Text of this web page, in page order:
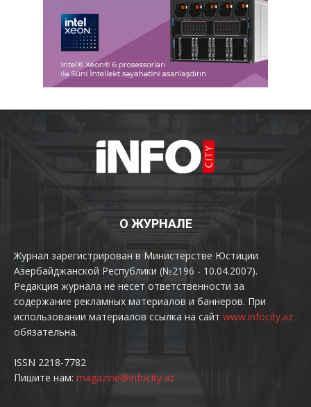
О ЖУРНАЛЕ
Журнал зарегистрирован в Министерстве Юстиции
Азербайджанской Республики (№2196 - 10.04.2007).
Редакция журнала не несет ответственности за
содержание рекламных материалов и баннеров. При
использовании материалов ссылка на сайт www.infocity.az
обязательна.
ISSN 2218-7782
Пишите нам: magazine@infocity.az